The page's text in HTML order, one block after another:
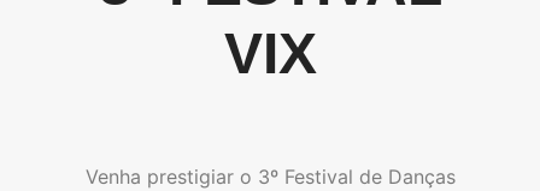
VIX
Venha prestigiar o 3º Festival de Danças